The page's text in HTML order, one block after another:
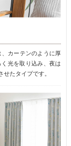
カーテンのように厚
光を取り込み、夜は
たタイプです。